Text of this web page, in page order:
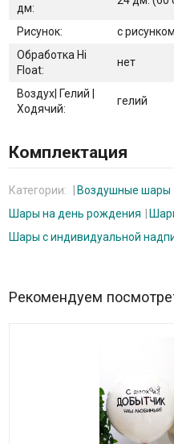
дм:
Рисунок:
с рисунком
Обработка Hi
Float:
нет
Воздух| Гелий |
Ходячий:
гелий
Комплектация
Категории: Воздушные шары
Шары на день рождения
Шары с индивидуальной
Рекомендуем